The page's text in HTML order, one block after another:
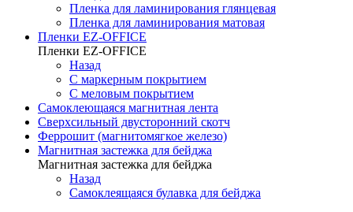
Пленка для ламинирования глянцевая
Пленка для ламинирования матовая
Пленки EZ-OFFICE
Пленки EZ-OFFICE
Назад
С маркерным покрытием
С меловым покрытием
Самоклеющаяся магнитная лента
Сверхсильный двусторонний скотч
Феррошит (магнитомягкое железо)
Магнитная застежка для бейджа
Магнитная застежка для бейджа
Назад
Самоклеящаяся булавка для бейджа